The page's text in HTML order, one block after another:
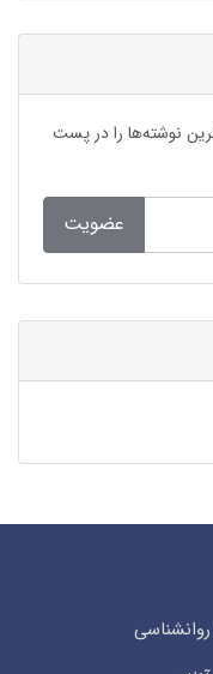
نوشته‌ها را در پست
عضویت